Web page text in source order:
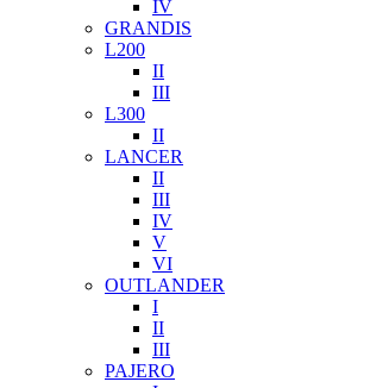
IV
GRANDIS
L200
II
III
L300
II
LANCER
II
III
IV
V
VI
OUTLANDER
I
II
III
PAJERO